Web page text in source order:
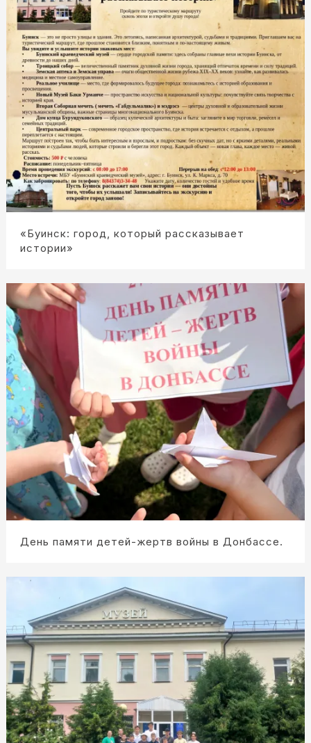
«Буинск: город, который рассказывает
истории»
День памяти детей-жертв войны в Донбассе.